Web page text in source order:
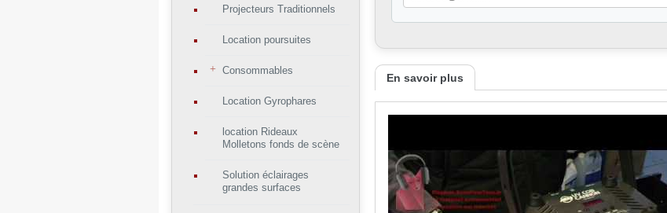
Projecteurs Traditionnels
Location poursuites
Consommables
Location Gyrophares
location Rideaux
Molletons fonds de scène
Solution éclairages
grandes surfaces
En savoir plus